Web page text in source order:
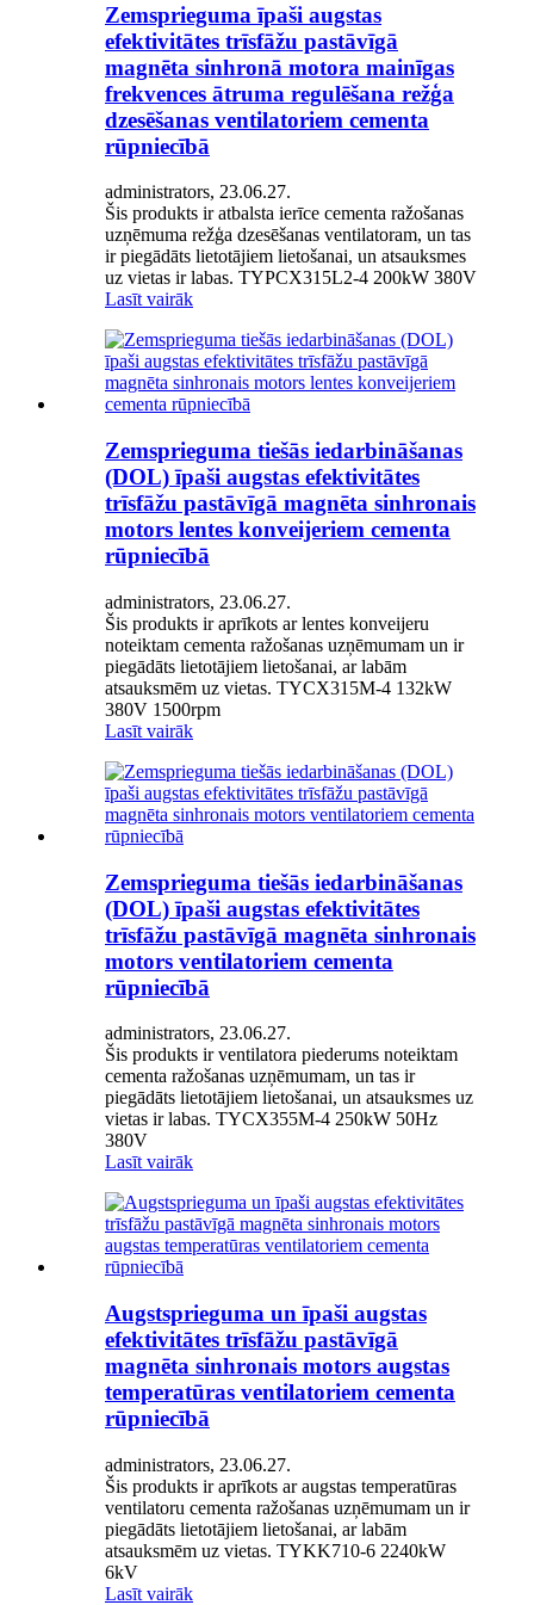
Zemsprieguma īpaši augstas
efektivitātes trīsfāžu pastāvīgā
magnēta sinhronā motora mainīgas
frekvences ātruma regulēšana režģa
dzesēšanas ventilatoriem cementa
rūpniecībā
administrators, 23.06.27.
Šis produkts ir atbalsta ierīce cementa ražošanas
uzņēmuma režģa dzesēšanas ventilatoram, un tas
ir piegādāts lietotājiem lietošanai, un atsauksmes
uz vietas ir labas. TYPCX315L2-4 200kW 380V
Lasīt vairāk
Zemsprieguma tiešās iedarbināšanas
(DOL) īpaši augstas efektivitātes
trīsfāžu pastāvīgā magnēta sinhronais
motors lentes konveijeriem cementa
rūpniecībā
administrators, 23.06.27.
Šis produkts ir aprīkots ar lentes konveijeru
noteiktam cementa ražošanas uzņēmumam un ir
piegādāts lietotājiem lietošanai, ar labām
atsauksmēm uz vietas. TYCX315M-4 132kW
380V 1500rpm
Lasīt vairāk
Zemsprieguma tiešās iedarbināšanas
(DOL) īpaši augstas efektivitātes
trīsfāžu pastāvīgā magnēta sinhronais
motors ventilatoriem cementa
rūpniecībā
administrators, 23.06.27.
Šis produkts ir ventilatora piederums noteiktam
cementa ražošanas uzņēmumam, un tas ir
piegādāts lietotājiem lietošanai, un atsauksmes uz
vietas ir labas. TYCX355M-4 250kW 50Hz
380V
Lasīt vairāk
Augstsprieguma un īpaši augstas
efektivitātes trīsfāžu pastāvīgā
magnēta sinhronais motors augstas
temperatūras ventilatoriem cementa
rūpniecībā
administrators, 23.06.27.
Šis produkts ir aprīkots ar augstas temperatūras
ventilatoru cementa ražošanas uzņēmumam un ir
piegādāts lietotājiem lietošanai, ar labām
atsauksmēm uz vietas. TYKK710-6 2240kW
6kV
Lasīt vairāk